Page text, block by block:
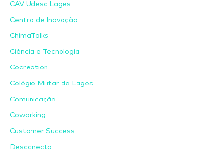
CAV Udesc Lages
Centro de Inovação
ChimaTalks
Ciência e Tecnologia
Cocreation
Colégio Militar de Lages
Comunicação
Coworking
Customer Success
Desconecta